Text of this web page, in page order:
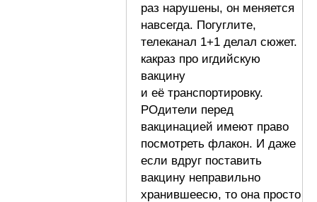
раз нарушены, он меняется
навсегда. Погуглите,
телеканал 1+1 делал сюжет.
какраз про игдийскую
вакцину
и её транспортировку.
РОдители перед
вакцинацией имеют право
посмотреть флакон. И даже
если вдруг поставить
вакцину неправильно
хранившеесю, то она просто